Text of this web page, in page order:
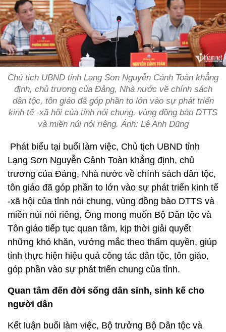
Chủ tịch UBND tỉnh Lạng Sơn Nguyễn Cảnh Toàn khẳng
định, chủ trương của Đảng, Nhà nước về chính sách
dân tộc, tôn giáo đã góp phần to lớn vào sự phát triển
kinh tế -xã hội của tỉnh nói chung, vùng đồng bào DTTS
và miền núi nói riêng. Ảnh: Lê Anh Dũng
Phát biểu tại buổi làm việc, Chủ tịch UBND tỉnh
Lạng Sơn Nguyễn Cảnh Toàn khẳng định, chủ
trương của Đảng, Nhà nước về chính sách dân tộc,
tôn giáo đã góp phần to lớn vào sự phát triển kinh tế
-xã hội của tỉnh nói chung, vùng đồng bào DTTS và
miền núi nói riêng. Ông mong muốn Bộ Dân tộc và
Tôn giáo tiếp tục quan tâm, kịp thời giải quyết
những khó khăn, vướng mắc theo thẩm quyền, giúp
tỉnh thực hiện hiệu quả công tác dân tộc, tôn giáo,
góp phần vào sự phát triển chung của tỉnh.
Quan tâm đến đời sống dân sinh, sinh kế cho
người dân
Kết luận buổi làm việc, Bộ trưởng Bộ Dân tộc và